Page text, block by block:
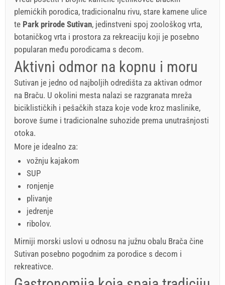
plemićkih porodica, tradicionalnu rivu, stare kamene ulice
te Park prirode Sutivan, jedinstveni spoj zoološkog vrta,
botaničkog vrta i prostora za rekreaciju koji je posebno
popularan među porodicama s decom.
Aktivni odmor na kopnu i moru
Sutivan je jedno od najboljih odredišta za aktivan odmor
na Braču. U okolini mesta nalazi se razgranata mreža
biciklističkih i pešačkih staza koje vode kroz maslinike,
borove šume i tradicionalne suhozide prema unutrašnjosti
otoka.
More je idealno za:
vožnju kajakom
SUP
ronjenje
plivanje
jedrenje
ribolov.
Mirniji morski uslovi u odnosu na južnu obalu Brača čine
Sutivan posebno pogodnim za porodice s decom i
rekreativce.